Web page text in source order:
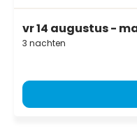
vr 14 augustus -
3 nachten